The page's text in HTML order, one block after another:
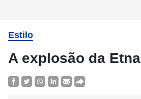
Estilo
A explosão da Etna